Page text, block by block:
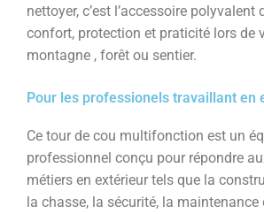
nettoyer, c’est l’accessoire
confort, protection et praticité lors de
montagne , forêt ou sentier.
Pour les professionels travaillant en
Ce tour de cou multifonction est un
professionnel conçu pour répondre
métiers en extérieur tels que la
la chasse, la sécurité, la maintenance